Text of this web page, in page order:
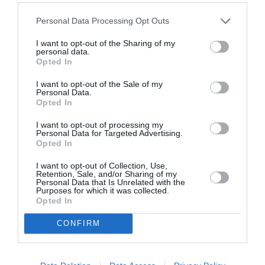
Personal Data Processing Opt Outs
I want to opt-out of the Sharing of my
personal data.
Opted In
I want to opt-out of the Sale of my
Personal Data.
Opted In
I want to opt-out of processing my
Personal Data for Targeted Advertising.
Opted In
I want to opt-out of Collection, Use,
Retention, Sale, and/or Sharing of my
Personal Data that Is Unrelated with the
Purposes for which it was collected.
Opted In
CONFIRM
Appel aux lecteurs !
développement !
NOUS SOUTENIR